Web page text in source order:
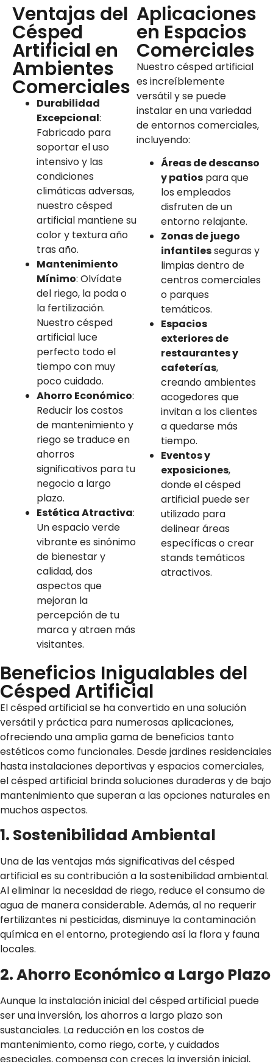
Ventajas del
Césped
Artificial en
Ambientes
Comerciales
Durabilidad
Excepcional:
Fabricado para
soportar el uso
intensivo y las
condiciones
climáticas adversas,
nuestro césped
artificial mantiene su
color y textura año
tras año.
Mantenimiento
Mínimo: Olvídate
del riego, la poda o
la fertilización.
Nuestro césped
artificial luce
perfecto todo el
tiempo con muy
poco cuidado.
Ahorro Económico:
Reducir los costos
de mantenimiento y
riego se traduce en
ahorros
significativos para tu
negocio a largo
plazo.
Estética Atractiva:
Un espacio verde
vibrante es sinónimo
de bienestar y
calidad, dos
aspectos que
mejoran la
percepción de tu
marca y atraen más
visitantes.
Aplicaciones
en Espacios
Comerciales
Nuestro césped artificial
es increíblemente
versátil y se puede
instalar en una variedad
de entornos comerciales,
incluyendo:
Áreas de descanso
y patios para que
los empleados
disfruten de un
entorno relajante.
Zonas de juego
infantilesseguras y
limpias dentro de
centros comerciales
o parques
temáticos.
Espacios
exteriores de
restaurantes y
cafeterías,
creando ambientes
acogedores que
invitan a los clientes
a quedarse más
tiempo.
Eventos y
exposiciones,
donde el césped
artificial puede ser
utilizado para
delinear áreas
específicas o crear
stands temáticos
atractivos.
Beneficios Inigualables del
Césped Artificial
El césped artificial se ha convertido en una solución
versátil y práctica para numerosas aplicaciones,
ofreciendo una amplia gama de beneficios tanto
estéticos como funcionales. Desde jardines residenciales
hasta instalaciones deportivas y espacios comerciales,
el césped artificial brinda soluciones duraderas y de bajo
mantenimiento que superan a las opciones naturales en
muchos aspectos.
1. Sostenibilidad Ambiental
Una de las ventajas más significativas del césped
artificial es su contribución a la sostenibilidad ambiental.
Al eliminar la necesidad de riego, reduce el consumo de
agua de manera considerable. Además, al no requerir
fertilizantes ni pesticidas, disminuye la contaminación
química en el entorno, protegiendo así la flora y fauna
locales.
2. Ahorro Económico a Largo Plazo
Aunque la instalación inicial del césped artificial puede
ser una inversión, los ahorros a largo plazo son
sustanciales. La reducción en los costos de
mantenimiento, como riego, corte, y cuidados
especiales, compensa con creces la inversión inicial,